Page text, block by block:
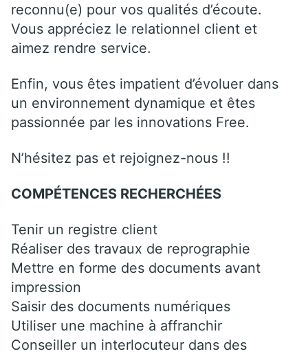
reconnu(e) pour vos qualités d’écoute.
Vous appréciez le relationnel client et
aimez rendre service.
Enfin, vous êtes impatient d’évoluer dans
un environnement dynamique et êtes
passionnée par les innovations Free.
N’hésitez pas et rejoignez-nous !!
COMPÉTENCES RECHERCHÉES
Tenir un registre client
Réaliser des travaux de reprographie
Mettre en forme des documents avant
impression
Saisir des documents numériques
Utiliser une machine à affranchir
Conseiller un interlocuteur dans des